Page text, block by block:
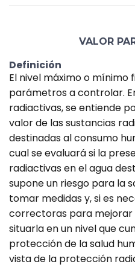
VALOR
Definición
El nivel máximo o mínimo
parámetros a controlar.
radiactivas, se entiende
valor de las sustancias
destinadas al consumo
cual se evaluará si la
radiactivas en el agua
supone un riesgo para la
tomar medidas y, si es
correctoras para mejorar
situarla en un nivel que
protección de la salud
vista de la protección